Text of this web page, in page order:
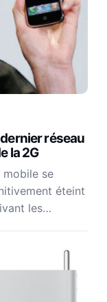
réseau
la 2G
se
éteint
les…